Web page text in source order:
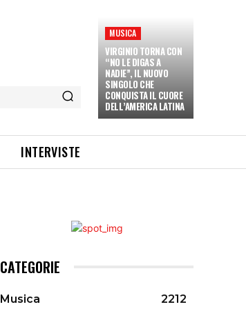
MUSICA
VIRGINIO TORNA CON
“NO LE DIGAS A
NADIE”, IL NUOVO
SINGOLO CHE
CONQUISTA IL CUORE
DELL’AMERICA LATINA
INTERVISTE
CATEGORIE
Musica
2212